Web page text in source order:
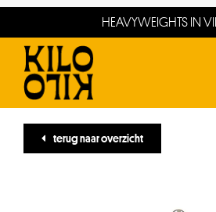
Ga
inhoud
HEAVYWEIGHTS IN
home
webshop
terug naar overzicht